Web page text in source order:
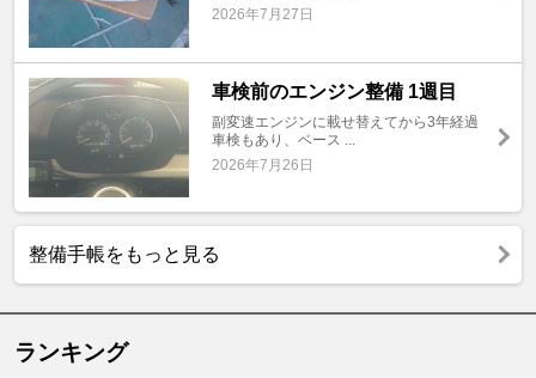
2026年7月27日
車検前のエンジン整備 1週目
副変速エンジンに載せ替えてから3年経過
車検もあり、ベース ...
2026年7月26日
整備手帳をもっと見る
ランキング